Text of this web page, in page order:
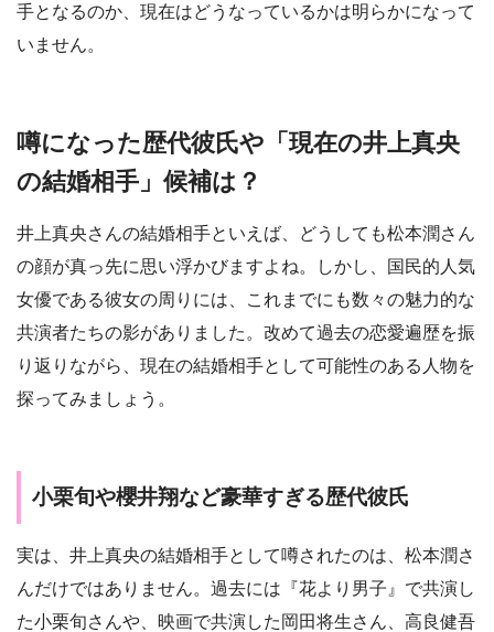
手となるのか、現在はどうなっているかは明らかになって
いません。
噂になった歴代彼氏や「現在の井上真央
の結婚相手」候補は？
井上真央さんの結婚相手といえば、どうしても松本潤さん
の顔が真っ先に思い浮かびますよね。しかし、国民的人気
女優である彼女の周りには、これまでにも数々の魅力的な
共演者たちの影がありました。改めて過去の恋愛遍歴を振
り返りながら、現在の結婚相手として可能性のある人物を
探ってみましょう。
小栗旬や櫻井翔など豪華すぎる歴代彼氏
実は、井上真央の結婚相手として噂されたのは、松本潤さ
んだけではありません。過去には『花より男子』で共演し
た小栗旬さんや、映画で共演した岡田将生さん、高良健吾